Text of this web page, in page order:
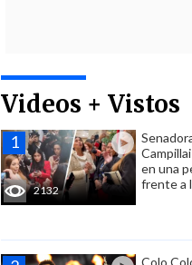
Videos + Vistos
2132
en una
frente a
Colo